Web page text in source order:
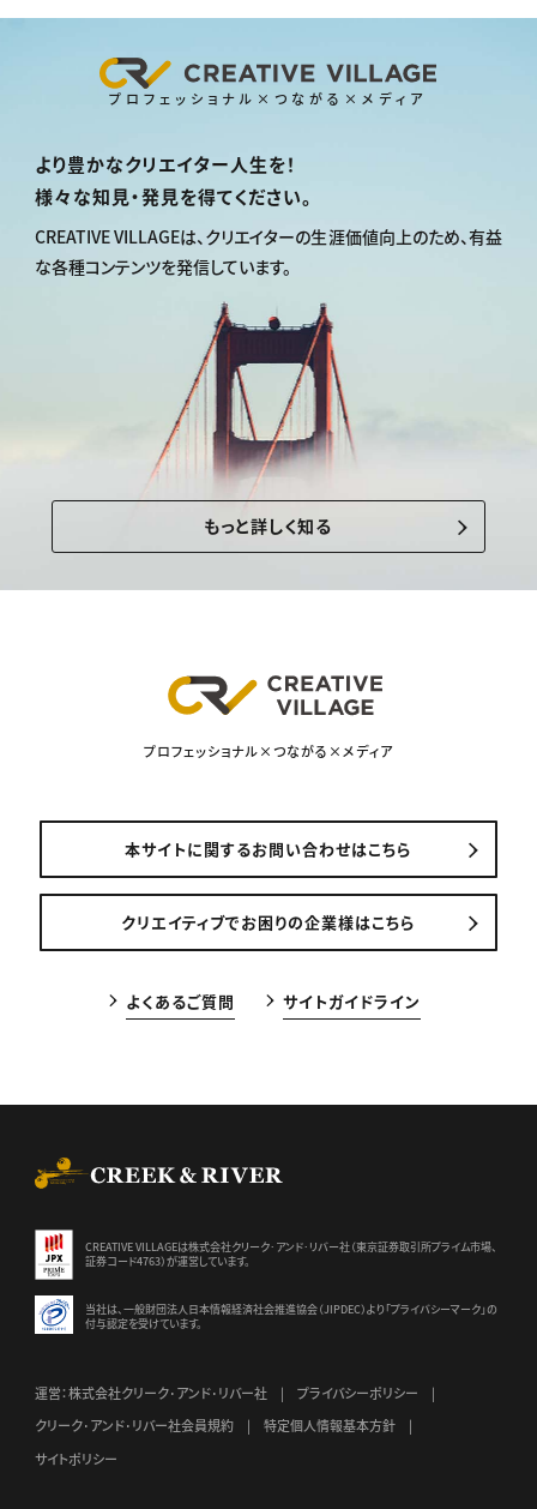
プロフェッショナル×つながる×メディア
より豊かなクリエイター人生を！
様々な知見・発見を得てください。
CREATIVE VILLAGEは、 クリエイターの生涯価値向上のため、有益
な各種コンテンツを発信しています。
もっと詳しく知る
プロフェッショナル×つながる×メディア
本サイトに関するお問い合わせはこちら
クリエイティブでお困りの企業様はこちら
よくあるご質問 サイトガイドライン
CREATIVE VILLAGEは株式会社クリーク･アンド･リバー社（東京証券取引所プライム市場、
証券コード4763）が運営しています。
当社は、一般財団法人日本情報経済社会推進協会（JIPDEC）より 「プライバシーマーク」の
付与認定を受けています。
運営：株式会社クリーク･アンド･リバー社
プライバシーポリシー
クリーク･アンド･リバー社会員規約
特定個人情報基本方針
サイトポリシー